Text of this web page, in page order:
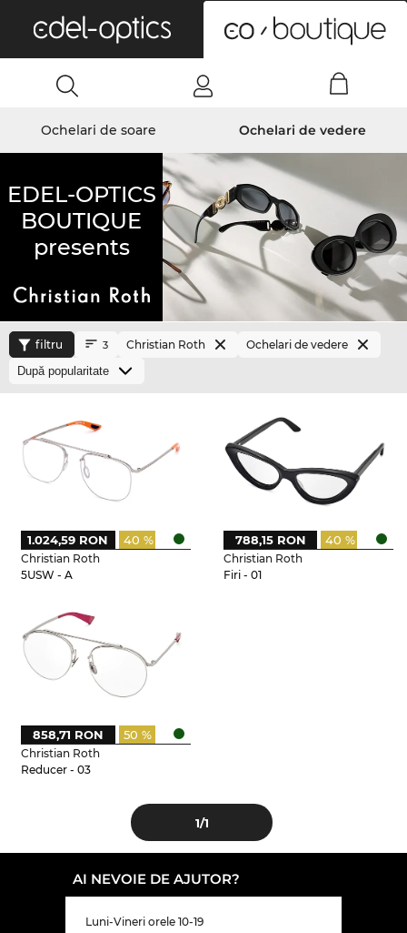
Ochelari de soare Ochelari de vedere
EDEL-OPTICS
BOUTIQUE
presents
filtru 3 Christian Roth Ochelari de vedere
Christian Roth
5USW - A
40 %
1.024,59 RON
Christian Roth
Firi - 01
40 %
788,15 RON
Christian Roth
Reducer - 03
50 %
858,71 RON
1/1
AI NEVOIE DE AJUTOR?
Luni-Vineri orele 10-19